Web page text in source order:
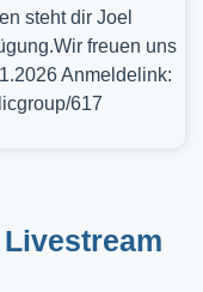
steht dir Joel
freuen uns
Anmeldelink:
617